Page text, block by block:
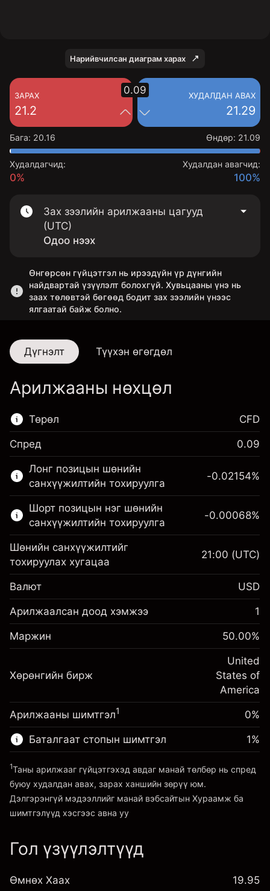
Нарийвчилсан диаграм харах
ЗАРАХ
21.2
ХУДАЛДАН АВАХ
21.29
0.09
Бага: 20.16 Өндөр: 21.09
Худалдагчид:
0%
Худалдан авагчид:
100%
Зах зээлийн арилжааны цагууд
(UTC)
Одоо нээх
Өнгөрсөн гүйцэтгэл нь ирээдүйн үр дүнгийн
найдвартай үзүүлэлт болохгүй. Хувьцааны үнэ нь
заах төлөвтэй бөгөөд бодит зах зээлийн үнээс
ялгаатай байж болно.
Дүгнэлт Түүхэн өгөгдөл
Арилжааны нөхцөл
Төрөл
Энэ санхүүгийн зах зээл зөвхөн CFD
арилжаанд зориулагдсан.
Дэлгэрэнгүй мэдээллийг:
CFD-үүд
CFD
Спред 0.09
Лонг позицын шөнийн
санхүүжилтийн тохируулга
Маржин. Таны хөрөнгө
оруулалт
Шөнийн санхүүжилтийн
тохируулга
Позицын бүрэн хэмжээнээс
-0.02154
%
(-$0.43)
Хөшүүрэгтэй арилжааны хэмжээ
Хөшүүргийн мөнгө ~ $
Платформ руу орох
-0.02154%
Шорт позицын нэг шөнийн
санхүүжилтийн тохируулга
Маржин. Таны хөрөнгө
оруулалт
$1,000.00
тохируулга
авах төлбөр
-0.000682
%
(-$0.01)
Хөшүүрэгтэй арилжааны хэмжээ
~$2,000.00
Платформ руу орох
-0.00068%
Шөнийн санхүүжилтийг
тохируулах хугацаа
21:00 (UTC)
Валют USD
Арилжаалсан доод хэмжээ 1
Маржин 50.00%
Хөрөнгийн бирж
United
States of
America
Арилжааны шимтгэл1 0%
Баталгаат стопын шимтгэл
Хураамж ба шимтгэлүүд
1%
1Таны арилжааг гүйцэтгэхэд авдаг манай төлбөр нь спред
буюу худалдан авах, зарах ханшийн зөрүү юм.
Дэлгэрэнгүй мэдээллийг манай вэбсайтын Хураамж ба
шимтгэлүүд хэсгээс авна уу
Гол үзүүлэлтүүд
Өмнөх Хаах 19.95